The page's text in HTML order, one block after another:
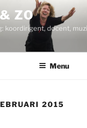
ZO
koordirigent, docent,
Menu
2015